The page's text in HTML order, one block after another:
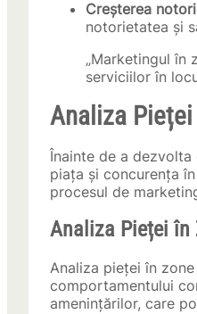
Creșterea
notorietatea și
„Marketingul în
serviciilor în
Analiza
Înainte de a
piața și concurența
procesul de
Analiza Pieței în
Analiza pieței în
comportamentului
amenințărilor, care